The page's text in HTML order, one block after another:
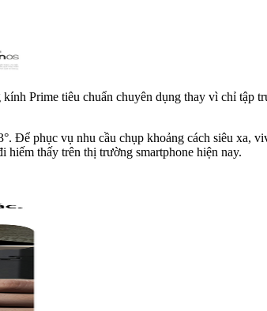
Prime tiêu chuẩn chuyên dụng thay vì chỉ tập
Để phục vụ nhu cầu chụp khoảng cách siêu xa,
thấy trên thị trường smartphone hiện nay.